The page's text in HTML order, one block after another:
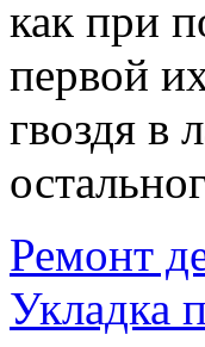
как при
первой
гвоздя в
Ремонт
Укладка